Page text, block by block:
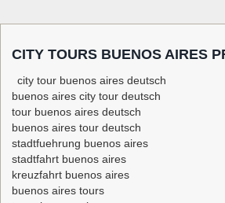
CITY TOURS BUENOS AIRES
city tour buenos aires deutsch
buenos aires city tour deutsch
tour buenos aires deutsch
buenos aires tour deutsch
stadtfuehrung buenos aires
stadtfahrt buenos aires
kreuzfahrt buenos aires
buenos aires tours